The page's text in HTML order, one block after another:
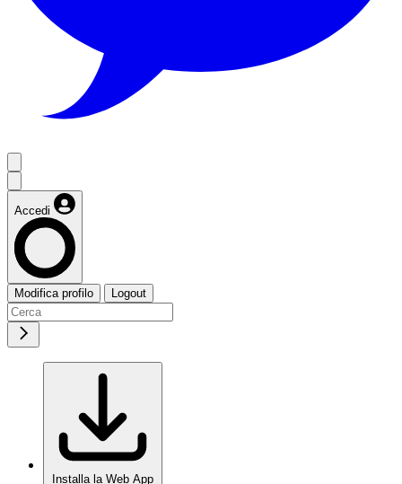
Accedi
Modifica profilo Logout
Installa la Web App